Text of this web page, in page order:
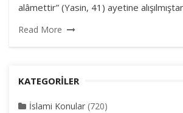
alâmettir” (Yasin, 41) ayetine
Read More
KATEGORILER
İslami Konular (720)